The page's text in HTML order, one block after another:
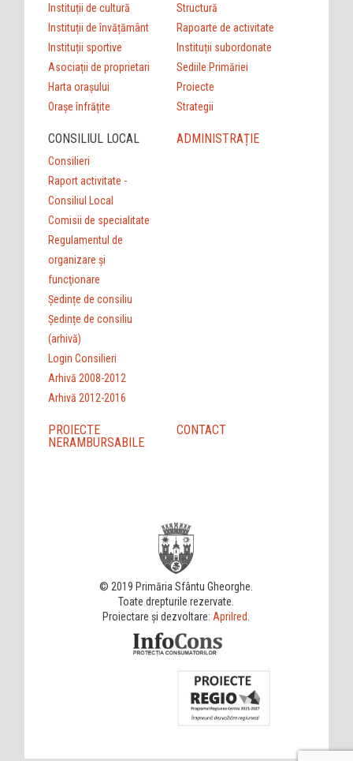
Instituții de cultură
Instituții de învățământ
Instituții sportive
Asociații de proprietari
Harta orașului
Orașe înfrățite
Structură
Rapoarte de activitate
Instituții subordonate
Sediile Primăriei
Proiecte
Strategii
CONSILIUL LOCAL
Consilieri
Raport activitate -
Consiliul Local
Comisii de specialitate
Regulamentul de
organizare şi
funcţionare
Ședințe de consiliu
Ședințe de consiliu
(arhivă)
Login Consilieri
Arhivă 2008-2012
Arhivă 2012-2016
ADMINISTRAȚIE
PROIECTE
NERAMBURSABILE
CONTACT
© 2019 Primăria Sfântu Gheorghe.
Toate drepturile rezervate.
Proiectare și dezvoltare: Aprilred